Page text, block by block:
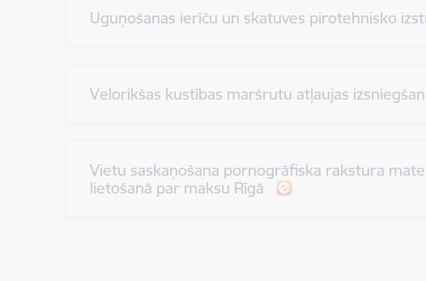
Uguņošanas ierīču un skatuves pirotehnisko
Velorikšas kustības maršrutu atļaujas
Vietu saskaņošana pornogrāfiska rakstura
lietošanā par maksu Rīgā